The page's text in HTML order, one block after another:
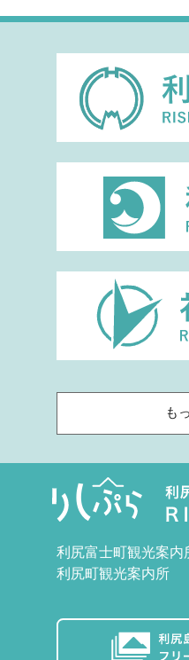
も
利尻富士町観光案内
利尻町観光案内所